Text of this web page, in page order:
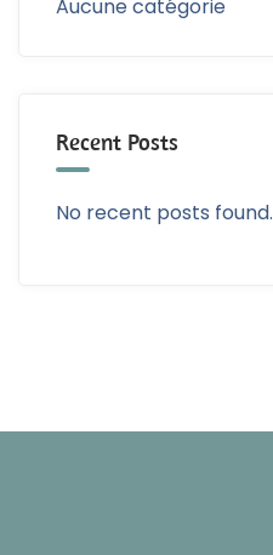
Aucune catégorie
Recent Posts
No recent posts found.